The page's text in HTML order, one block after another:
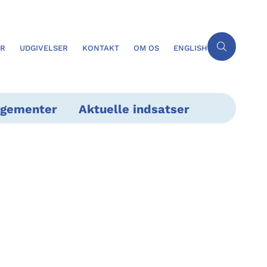
UDGIVELSER KONTAKT OM OS ENGLISH
Aktuelle indsatser